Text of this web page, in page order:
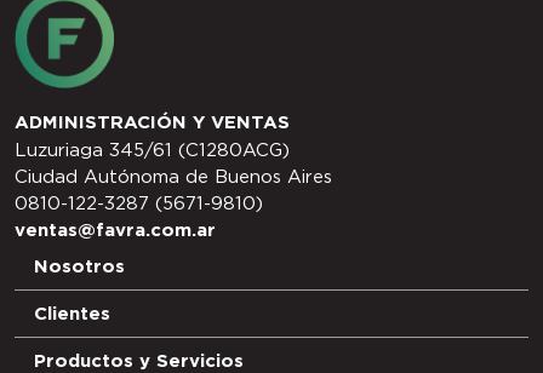
ADMINISTRACIÓN Y VENTAS
Luzuriaga 345/61 (C1280ACG)
Ciudad Autónoma de Buenos Aires
0810-122-3287 (5671-9810)
ventas@favra.com.ar
Nosotros
Clientes
Productos y Servicios